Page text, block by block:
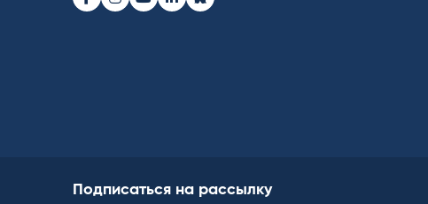
Facebook
Instagram
Youtube
LinkedInBluesky
Подписаться на рассылку